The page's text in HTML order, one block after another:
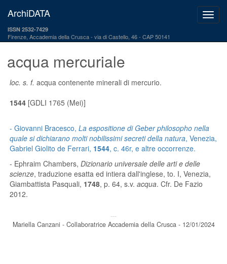
ArchiDATA
ISSN 2532-7429
Firenze, Accademia della Crusca via di Castello, 46 - CAP 50141
acqua mercuriale
loc. s. f. acqua contenente minerali di mercurio.
1544[GDLI 1765 (Mei)]
- Giovanni Bracesco, La espositione di Geber philosopho nella
quale si dichiarano molti nobilissimi secreti della natura, Venezia,
Gabriel Giolito de Ferrari, 1544, c. 46r, e altre occorrenze.
- Ephraim Chambers, Dizionario universale delle arti e delle
scienze, traduzione esatta ed intiera dall'inglese, to. I, Venezia,
Giambattista Pasquali, 1748, p. 64, s.v. acqua. Cfr. De Fazio
2012.
---
Mariella Canzani - Collaboratrice Accademia della Crusca - 12/01/2024